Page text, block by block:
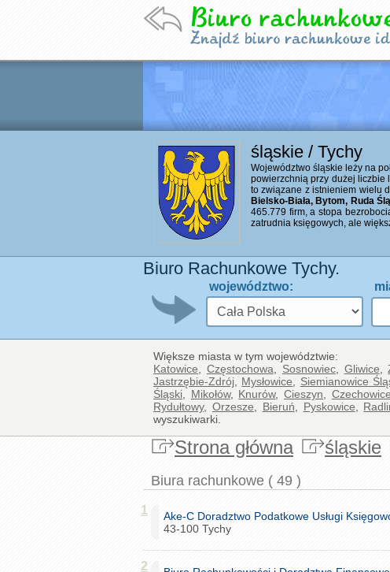
śląskie / Tychy
Województwo śląskie leży na
powierzchnią przy dużej liczbie
to związane z istnieniem wielu
Bielsko-Biała, Bytom, Ruda
465.779 firm, a stopa
zatrudnia księgowych, ale
Biuro Rachunkowe Tychy.
województwo:
Większe miasta w tym województwie:
Katowice
Częstochowa Sosnowiec, Gliwice ,
Jastrzębie-Zdrój
Mysłowice Siemianowice
Śląski
Mikołów, Knurów,Cieszyn
Rydułtowy, Orzesze Bieruń Pyskowice
wyszukiwarki.
Strona główna śląskie
Biura rachunkowe ( 49 )
1
Ake-C Doradztwo Podatkowe Usługi
43-100 Tychy
2